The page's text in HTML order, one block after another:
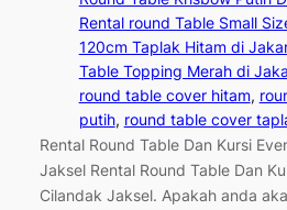
Rental round Table Small
120cm Taplak Hitam di
Table Topping Merah di
round table cover hitam,
putih, round table cover
Rental Round Table Dan Kursi
Jaksel Rental Round Table Dan
Cilandak Jaksel. Apakah anda